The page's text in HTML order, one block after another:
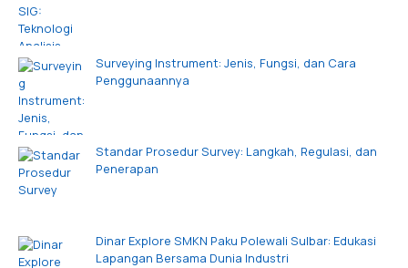
Surveying Instrument: Jenis, Fungsi, dan Cara
Penggunaannya
Standar Prosedur Survey: Langkah, Regulasi, dan
Penerapan
Dinar Explore SMKN Paku Polewali Sulbar: Edukasi
Lapangan Bersama Dunia Industri